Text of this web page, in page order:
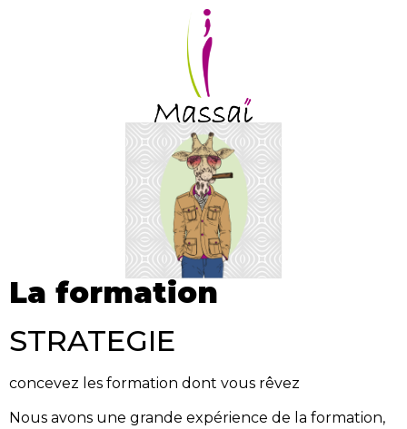
La formation
STRATEGIE
concevez les formation dont vous rêvez
Nous avons une grande expérience de la formation,